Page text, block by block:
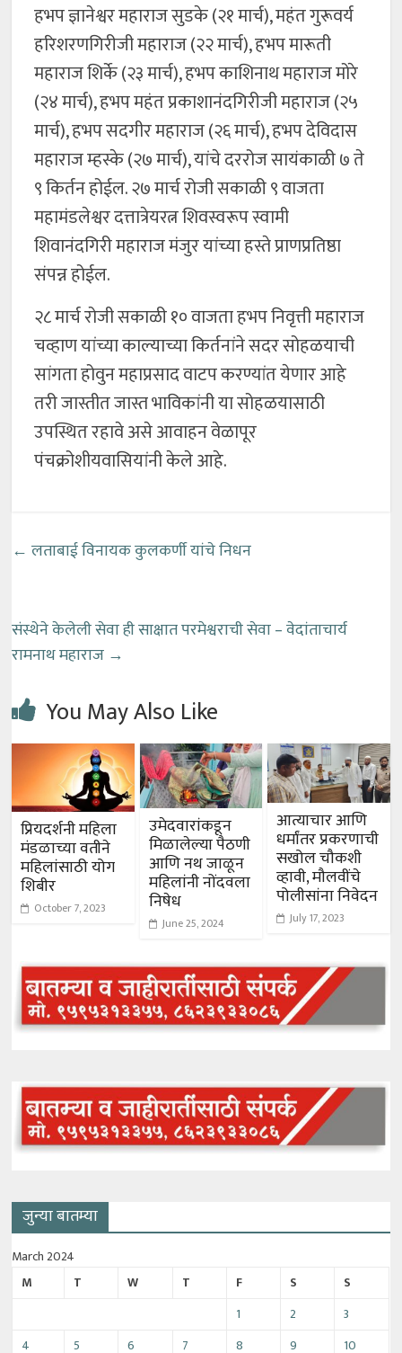
हभप ज्ञानेश्वर महाराज सुडके (२१ मार्च), महंत गुरूवर्य
हरिशरणगिरीजी महाराज (२२ मार्च), हभप मारूती
महाराज शिर्के (२३ मार्च), हभप काशिनाथ महाराज मोरे
(२४ मार्च), हभप महंत प्रकाशानंदगिरीजी महाराज (२५
मार्च), हभप सदगीर महाराज (२६ मार्च), हभप देविदास
महाराज म्हस्के (२७ मार्च), यांचे दररोज सायंकाळी ७ ते
९ किर्तन होईल. २७ मार्च रोजी सकाळी ९ वाजता
महामंडलेश्वर दत्तात्रेयरत्न शिवस्वरूप स्वामी
शिवानंदगिरी महाराज मंजुर यांच्या हस्ते प्राणप्रतिष्ठा
संपन्न होईल.
२८ मार्च रोजी सकाळी १० वाजता हभप निवृत्ती महाराज
चव्हाण यांच्या काल्याच्या किर्तनांने सदर सोहळयाची
सांगता होवुन महाप्रसाद वाटप करण्यांत येणार आहे
तरी जास्तीत जास्त भाविकांनी या सोहळयासाठी
उपस्थित रहावे असे आवाहन वेळापूर
पंचक्रोशीयवासियांनी केले आहे.
← लताबाई विनायक कुलकर्णी यांचे निधन
संस्थेने केलेली सेवा ही साक्षात परमेश्वराची सेवा – वेदांताचार्य
रामनाथ महाराज →
You May Also Like
प्रियदर्शनी महिला
मंडळाच्या वतीने
महिलांसाठी योग
शिबीर
October 7, 2023
उमेदवारांकडून
मिळालेल्या पैठणी
आणि नथ जाळून
महिलांनी नोंदवला
निषेध
June 25, 2024
आत्याचार आणि
धर्मांतर प्रकरणाची
सखोल चौकशी
व्हावी, मौलवींचे
पोलीसांना निवेदन
July 17, 2023
जुन्या बातम्या
March 2024
M
T W T F S
S
1
2
3
4
5 6 7 8 9 10